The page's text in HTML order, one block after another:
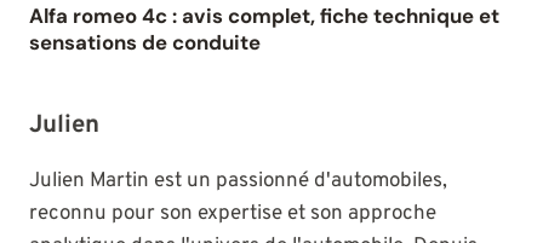
Alfa romeo 4c : avis complet, fiche technique et
sensations de conduite
Julien
Julien Martin est un passionné d'automobiles,
reconnu pour son expertise et son approche